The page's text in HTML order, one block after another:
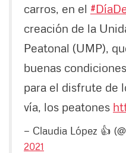
carros, en el
creación de la
Peatonal (UMP),
buenas
para el disfrute de
vía, los peatones
— Claudia López 👍
2021